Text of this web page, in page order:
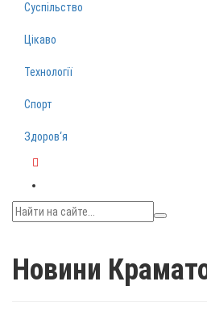
Суспільство
Цікаво
Технології
Спорт
Здоров‘я
Новини